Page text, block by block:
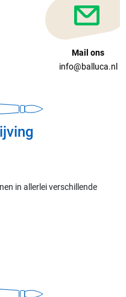
Mail ons
info@balluca.nl
in allerlei verschillende